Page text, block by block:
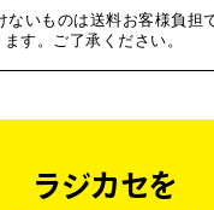
ないものは送料お客様負担
す。ご了承ください。
ラジカセを